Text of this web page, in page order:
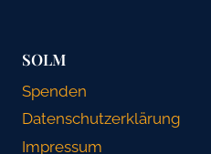
SOLM
Spenden
Datenschutzerklärung
Impressum